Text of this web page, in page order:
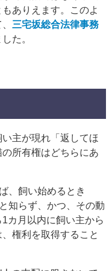
ありえます。このよ
三宅坂総合法律事務
た。
主が現れ「返してほ
所有権はどちらにあ
、飼い始めるとき
知らず、かつ、その動
カ月以内に飼い主から
権利を取得すること